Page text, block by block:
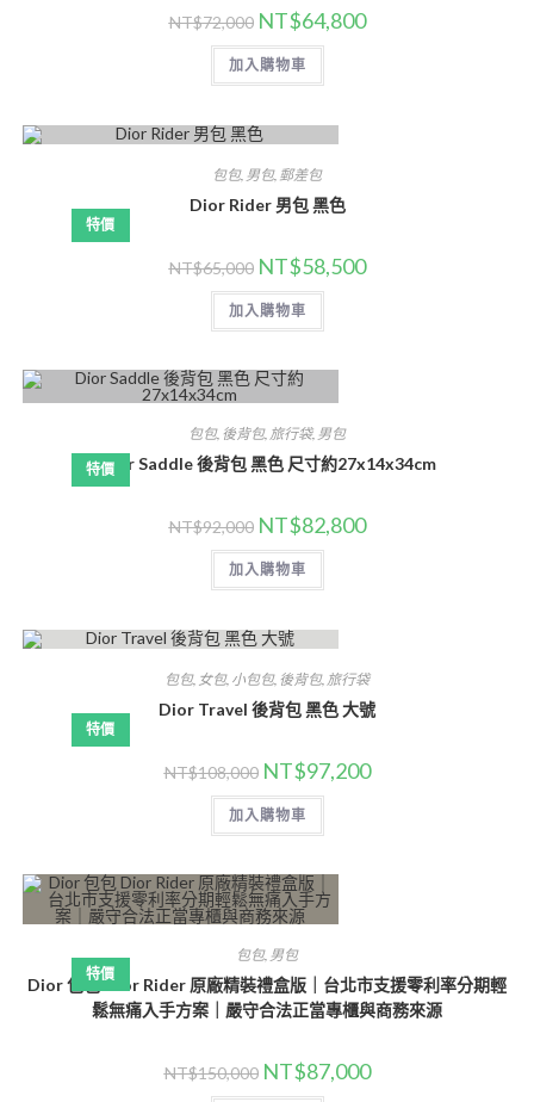
NT$72,000 NT$64,800
加入購物車
特價
包包, 男包, 郵差包
Dior Rider 男包 黑色
NT$65,000 NT$58,500
加入購物車
特價
包包, 後背包, 旅行袋, 男包
Dior Saddle 後背包 黑色 尺寸約27x14x34cm
NT$92,000 NT$82,800
加入購物車
特價
包包, 女包, 小包包, 後背包, 旅行袋
Dior Travel 後背包 黑色 大號
NT$108,000 NT$97,200
加入購物車
特價
包包, 男包
Dior 包包 Dior Rider 原廠精裝禮盒版｜台北市支援零利率分期輕
鬆無痛入手方案｜嚴守合法正當專櫃與商務來源
NT$150,000 NT$87,000